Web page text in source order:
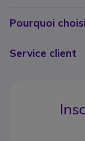
Pourquoi
Service client